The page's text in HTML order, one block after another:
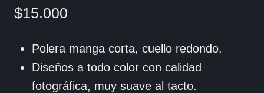
$15.000
Polera manga corta, cuello redondo.
Diseños a todo color con calidad
fotográfica, muy suave al tacto.